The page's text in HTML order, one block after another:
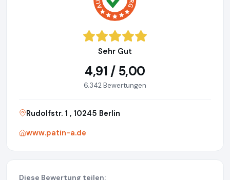
Sehr Gut
4,91 / 5,00
6.342 Bewertungen
Rudolfstr. 1 , 10245 Berlin
www.patin-a.de
Diese Bewertung teilen: